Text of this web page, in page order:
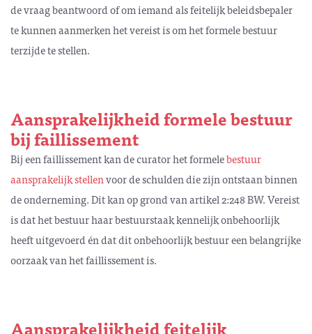
de vraag beantwoord of om iemand als feitelijk beleidsbepaler
te kunnen aanmerken het vereist is om het formele bestuur
terzijde te stellen.
Aansprakelijkheid formele bestuur
bij faillissement
Bij een faillissement kan de curator het formelebestuur
aansprakelijk stellenvoor de schulden die zijn ontstaan binnen
de onderneming. Dit kan op grond van artikel 2:248 BW. Vereist
is dat het bestuur haar bestuurstaak kennelijk onbehoorlijk
heeft uitgevoerd én dat dit onbehoorlijk bestuur een belangrijke
oorzaak van het faillissement is.
Aansprakelijkheid feitelijk